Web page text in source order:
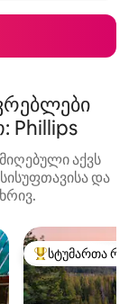
Phillips
აქვს
და
სტუმართა
სტუმართა